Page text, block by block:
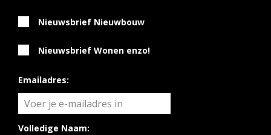
Nieuwsbrief Nieuwbouw
Nieuwsbrief Wonen enzo!
Emailadres:
Volledige Naam: